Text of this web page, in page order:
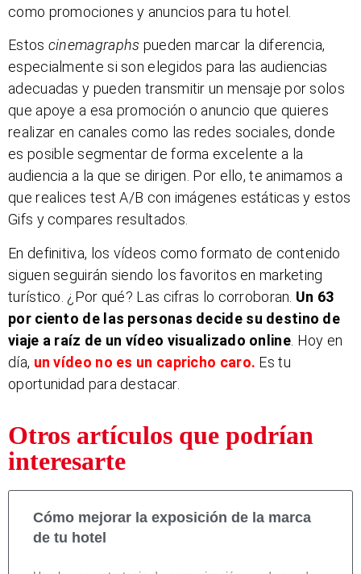
como promociones y anuncios para tu hotel.
Estos cinemagraphs pueden marcar la diferencia,
especialmente si son elegidos para las audiencias
adecuadas y pueden transmitir un mensaje por solos
que apoye a esa promoción o anuncio que quieres
realizar en canales como las redes sociales, donde
es posible segmentar de forma excelente a la
audiencia a la que se dirigen. Por ello, te animamos a
que realices test A/B con imágenes estáticas y estos
Gifs y compares resultados.
En definitiva, los vídeos como formato de contenido
siguen seguirán siendo los favoritos en marketing
turístico. ¿Por qué? Las cifras lo corroboran. Un 63
por ciento de las personas decide su destino de
viaje a raíz de un vídeo visualizado online. Hoy en
día, un vídeo no es un capricho caro. Es tu
oportunidad para destacar.
Otros artículos que podrían
interesarte
Cómo mejorar la exposición de la marca
de tu hotel